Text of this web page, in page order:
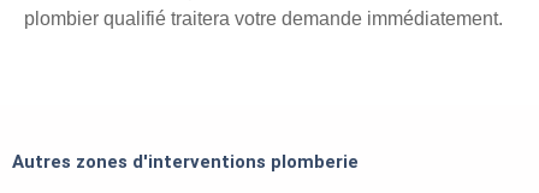
plombier qualifié traitera votre demande immédiatement.
Autres zones d'interventions plomberie